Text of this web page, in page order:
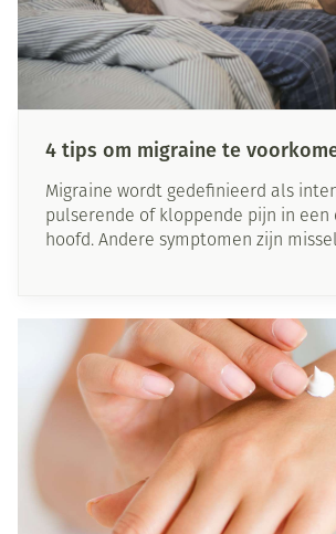
4 tips om migraine te
Migraine wordt gedefinieerd als
pulserende of kloppende pijn in een
hoofd. Andere symptomen zijn
een oplossing.